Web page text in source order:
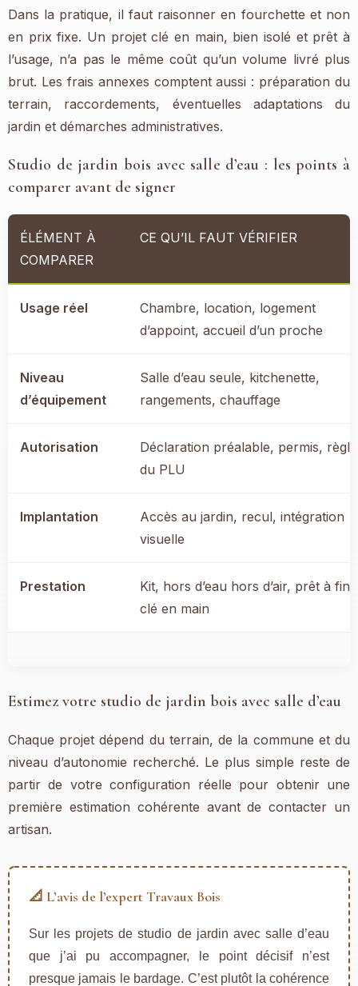
Dans la pratique, il faut raisonner en fourchette et non
en prix fixe. Un projet clé en main, bien isolé et prêt à
l’usage, n’a pas le même coût qu’un volume livré plus
brut. Les frais annexes comptent aussi : préparation du
terrain, raccordements, éventuelles adaptations du
jardin et démarches administratives.
Studio de jardin bois avec salle d’eau : les points à
comparer avant de signer
ÉLÉMENT À
COMPARER
CE QU’IL FAUT VÉRIFIER
Usage réel
Chambre, location, logement
d’appoint, accueil d’un proche
Niveau
d’équipement
Salle d’eau seule, kitchenette,
rangements, chauffage
Autorisation
Déclaration préalable, permis,
du PLU
Implantation
Accès au jardin, recul, intégration
visuelle
Prestation
Kit, hors d’eau hors d’air, prêt à
clé en main
Estimez votre studio de jardin bois avec salle d’eau
Chaque projet dépend du terrain, de la commune et du
niveau d’autonomie recherché. Le plus simple reste de
partir de votre configuration réelle pour obtenir une
première estimation cohérente avant de contacter un
artisan.
📐 L’avis de l’expert Travaux Bois
Sur les projets de studio de jardin avec salle d’eau
que j’ai pu accompagner, le point décisif n’est
presque jamais le bardage. C’est plutôt la cohérence